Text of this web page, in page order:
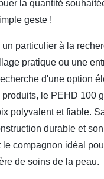
la quantité
geste !
particulier à la
pratique ou une
d'une option
le PEHD 100 g
polyvalent et fiable.
durable et
compagnon idéal
de soins de la peau.